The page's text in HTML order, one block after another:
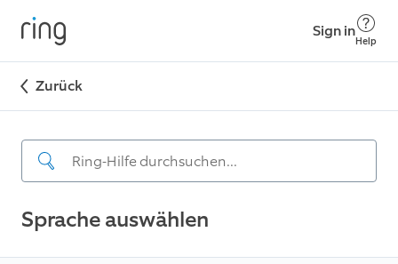
Sign in
Help
Zurück
Sprache auswählen